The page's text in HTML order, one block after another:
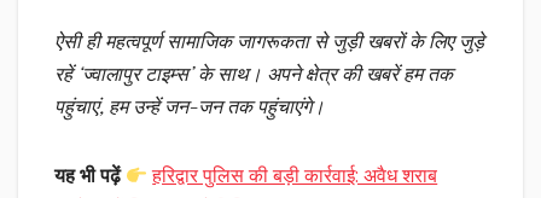
ऐसी ही महत्वपूर्ण सामाजिक जागरूकता से जुड़ी खबरों के लिए जुड़े
रहें ‘ज्वालापुर टाइम्स’ के साथ। अपने क्षेत्र की खबरें हम तक
पहुंचाएं, हम उन्हें जन-जन तक पहुंचाएंगे।
यह भी पढ़ें
हरिद्वार पुलिस की बड़ी कार्रवाई: अवैध शराब